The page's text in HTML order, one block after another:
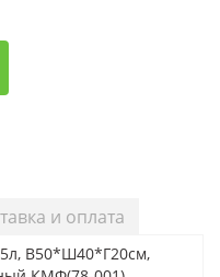
и оплата
В50*Ш40*Г20см,